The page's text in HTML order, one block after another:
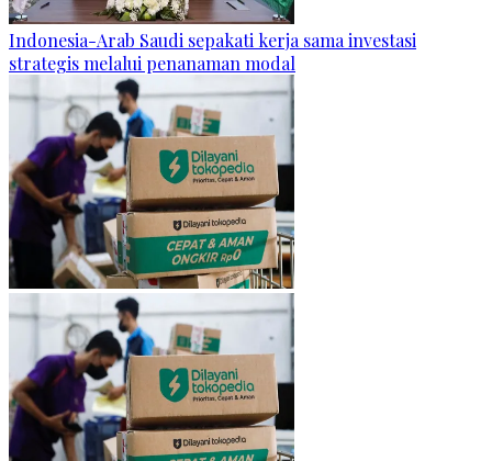
Indonesia-Arab Saudi sepakati kerja sama investasi
strategis melalui penanaman modal